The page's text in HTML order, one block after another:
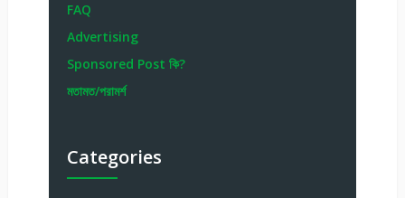
FAQ
Advertising
Sponsored Post কি?
মতামত/পরামর্শ
Categories